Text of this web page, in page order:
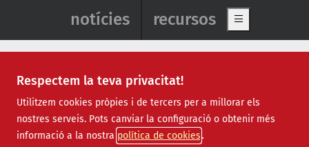
Respectem la teva privacitat!
Utilitzem cookies pròpies i de tercers per a millorar els
nostres serveis. Pots canviar la configuració o obtenir més
informació a la nostra política de cookies
Navegació principal de
notícies recursos Show main
Recursos
Tots | Econòmic | Jurídic | Projectes | Tecnològic |
Formació | Finançament | Biblioteca |